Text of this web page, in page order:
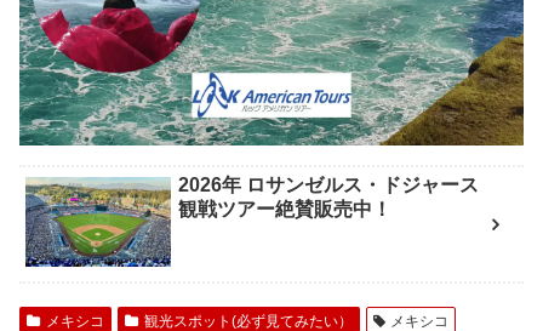
2026年 ロサンゼルス・ドジャース
観戦ツアー絶賛販売中！
メキシコ 観光スポット(必ず見てみたい） メキシコ